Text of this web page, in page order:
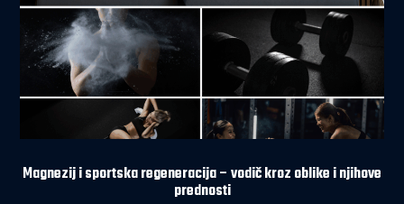
Magnezij i sportska regeneracija – vodič kroz oblike i njihove
prednosti